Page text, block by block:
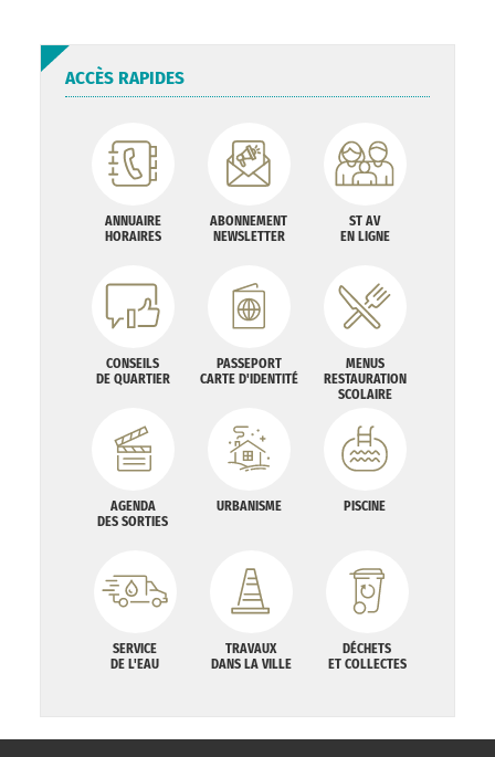
ACCÈS RAPIDES
ANNUAIRE
HORAIRES
ABONNEMENT
NEWSLETTER
ST AV
EN LIGNE
CONSEILS
DE QUARTIER
PASSEPORT
CARTE D'IDENTITÉ
MENUS
RESTAURATION
SCOLAIRE
AGENDA
DES SORTIES
URBANISME PISCINE
SERVICE
DE L'EAU
TRAVAUX
DANS LA VILLE
DÉCHETS
ET COLLECTES